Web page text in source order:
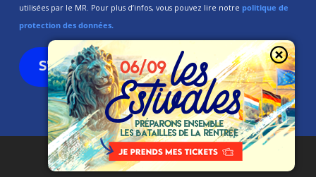
utilisées par le MR. Pour plus d’infos, vous pouvez lire notre politique de
protection des données.